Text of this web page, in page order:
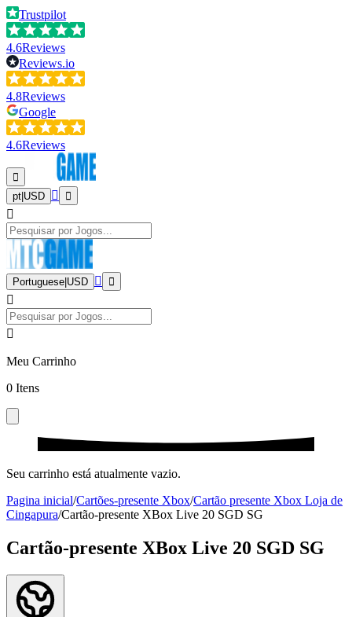
Trustpilot
4.6Reviews
Reviews.io
4.8Reviews
Google
4.6Reviews
pt USD
Portuguese USD
Meu Carrinho
0 Itens
Seu carrinho está atualmente vazio.
Pagina inicial/Cartões-presente Xbox/Cartão presente Xbox Loja de
Cingapura/Cartão-presente XBox Live 20 SGD SG
Cartão-presente XBox Live 20 SGD SG